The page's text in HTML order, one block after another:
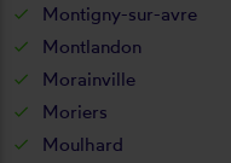
Montigny-sur-avre
Montlandon
Morainville
Moriers
Moulhard